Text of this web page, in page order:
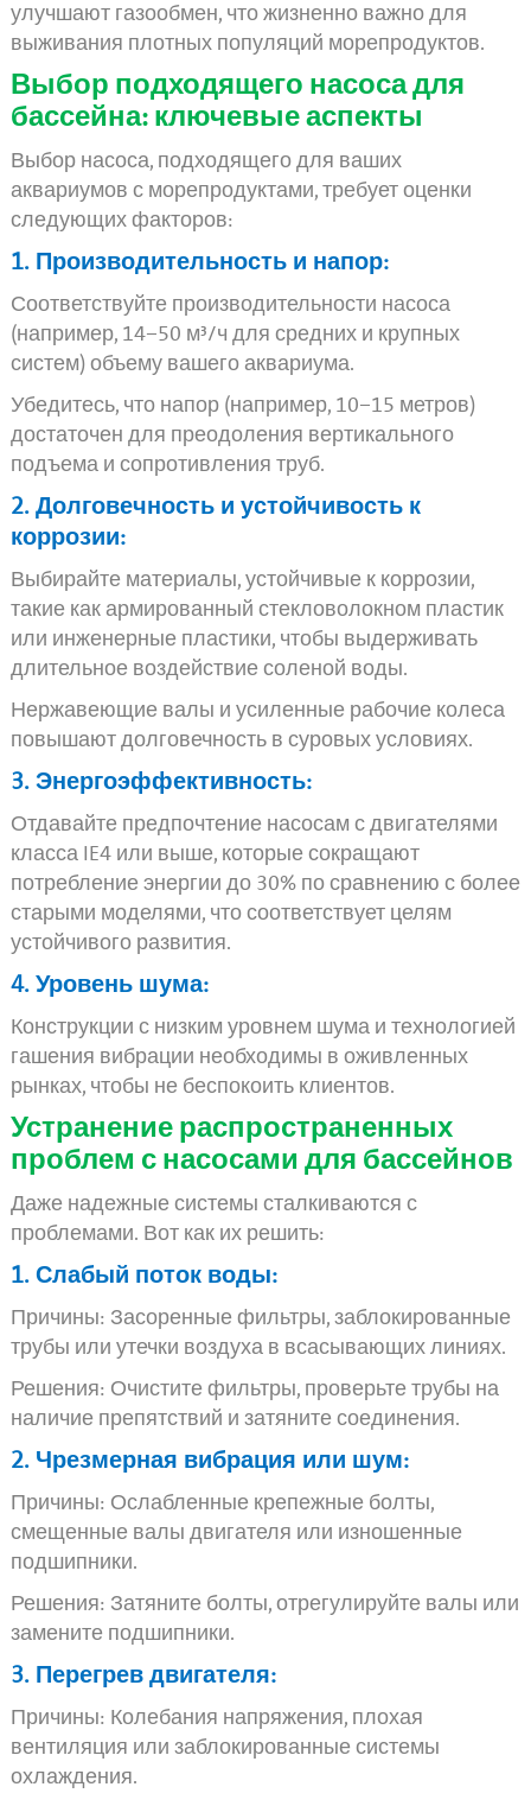
улучшают газообмен, что жизненно важно для
выживания плотных популяций морепродуктов.
Выбор подходящего насоса для
бассейна: ключевые аспекты
Выбор насоса, подходящего для ваших
аквариумов с морепродуктами, требует оценки
следующих факторов:
1. Производительность и напор:
Соответствуйте производительности насоса
(например, 14–50 м³/ч для средних и крупных
систем) объему вашего аквариума.
Убедитесь, что напор (например, 10–15 метров)
достаточен для преодоления вертикального
подъема и сопротивления труб.
2. Долговечность и устойчивость к
коррозии:
Выбирайте материалы, устойчивые к коррозии,
такие как армированный стекловолокном пластик
или инженерные пластики, чтобы выдерживать
длительное воздействие соленой воды.
Нержавеющие валы и усиленные рабочие колеса
повышают долговечность в суровых условиях.
3. Энергоэффективность:
Отдавайте предпочтение насосам с двигателями
класса IE4 или выше, которые сокращают
потребление энергии до 30% по сравнению с более
старыми моделями, что соответствует целям
устойчивого развития.
4. Уровень шума:
Конструкции с низким уровнем шума и технологией
гашения вибрации необходимы в оживленных
рынках, чтобы не беспокоить клиентов.
Устранение распространенных
проблем с насосами для бассейнов
Даже надежные системы сталкиваются с
проблемами. Вот как их решить:
1. Слабый поток воды:
Причины: Засоренные фильтры, заблокированные
трубы или утечки воздуха в всасывающих линиях.
Решения: Очистите фильтры, проверьте трубы на
наличие препятствий и затяните соединения.
2. Чрезмерная вибрация или шум:
Причины: Ослабленные крепежные болты,
смещенные валы двигателя или изношенные
подшипники.
Решения: Затяните болты, отрегулируйте валы или
замените подшипники.
3. Перегрев двигателя:
Причины: Колебания напряжения, плохая
вентиляция или заблокированные системы
охлаждения.